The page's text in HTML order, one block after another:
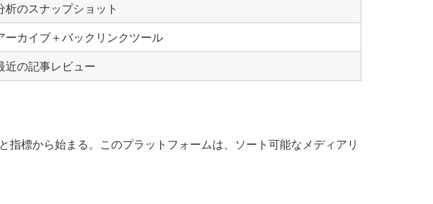
析のスナップショット
ーカイブ＋バックリンクツール
近の記事レビュー
標から始まる。このプラットフォームは、ソート可能なメディアリ